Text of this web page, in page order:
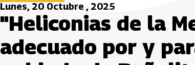
Lunes, 20 Octubre , 2025
"Heliconias de la
adecuado por y